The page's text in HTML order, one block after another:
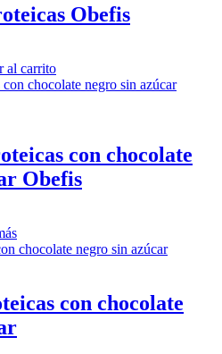
Obefis
al carrito
con chocolate
Obefis
con chocolate